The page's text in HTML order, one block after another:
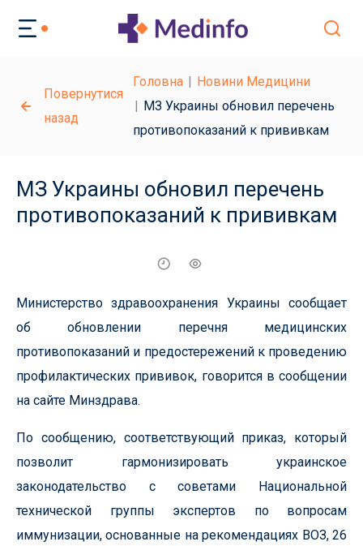
Повернутися
назад
Головна
Новини Медицини
МЗ Украины обновил перечень
противопоказаний к прививкам
МЗ Украины обновил перечень
противопоказаний к прививкам
Министерство здравоохранения Украины сообщает
об обновлении перечня медицинских
противопоказаний и предостережений к проведению
профилактических прививок, говорится в сообщении
на сайте Минздрава.
По сообщению, соответствующий приказ, который
позволит гармонизировать украинское
законодательство с советами Национальной
технической группы экспертов по вопросам
иммунизации, основанные на рекомендациях ВОЗ, 26